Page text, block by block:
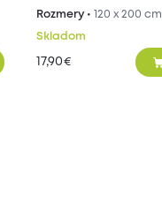
Rozmery • 120 x 200 cm
Skladom
17,90 €